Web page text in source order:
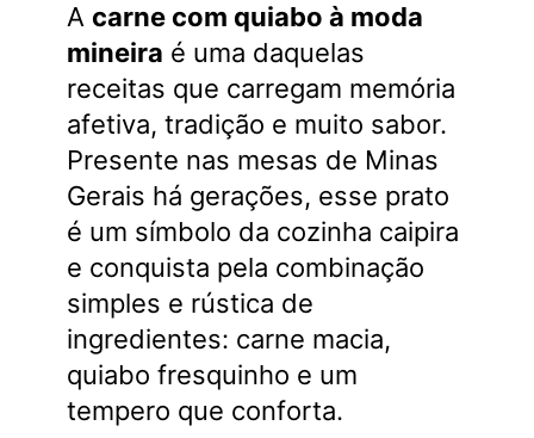
A carne com quiabo à moda
mineira é uma daquelas
receitas que carregam memória
afetiva, tradição e muito sabor.
Presente nas mesas de Minas
Gerais há gerações, esse prato
é um símbolo da cozinha caipira
e conquista pela combinação
simples e rústica de
ingredientes: carne macia,
quiabo fresquinho e um
tempero que conforta.